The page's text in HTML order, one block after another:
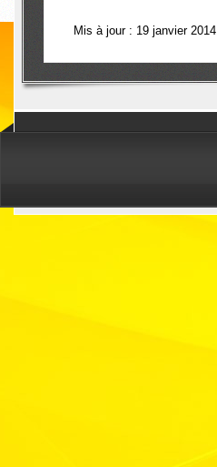
Mis à jour : 19 janvier 2014